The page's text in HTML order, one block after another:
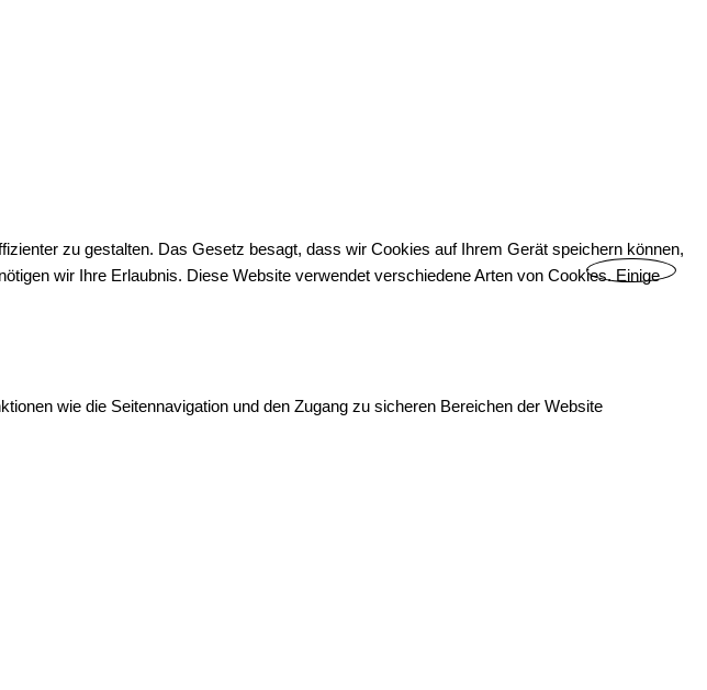
zu gestalten. Das Gesetz besagt, dass wir Cookies auf Ihrem Gerät speichern können,
wir Ihre Erlaubnis. Diese Website verwendet verschiedene Arten von Cookies. Einige
wie die Seitennavigation und den Zugang zu sicheren Bereichen der Website